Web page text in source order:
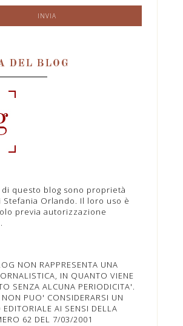
DEL BLOG
questo blog sono proprietà
Stefania Orlando. Il loro uso è
previa autorizzazione
NON RAPPRESENTA UNA
IN QUANTO VIENE
SENZA ALCUNA PERIODICITA'.
NON PUO' CONSIDERARSI UN
AI SENSI DELLA
62 DEL 7/03/2001